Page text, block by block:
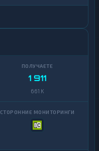
1 911
661 K